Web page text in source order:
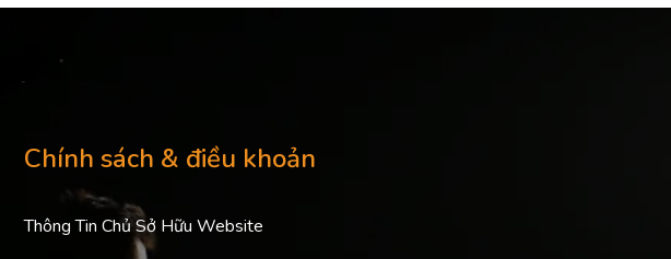
Chính sách & điều khoản
Thông Tin Chủ Sở Hữu Website